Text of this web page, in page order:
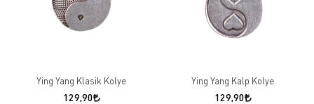
Ying Yang Klasik Kolye
129,90
Ying Yang Kalp Kolye
129,90